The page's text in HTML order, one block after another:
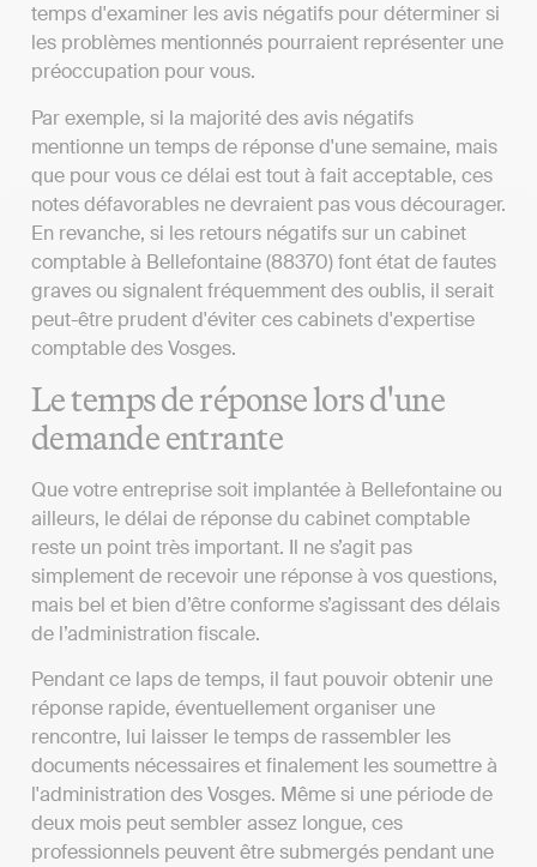
temps d'examiner les avis négatifs pour déterminer si
les problèmes mentionnés pourraient représenter une
préoccupation pour vous.
Par exemple, si la majorité des avis négatifs
mentionne un temps de réponse d'une semaine, mais
que pour vous ce délai est tout à fait acceptable, ces
notes défavorables ne devraient pas vous décourager.
En revanche, si les retours négatifs sur un cabinet
comptable à Bellefontaine (88370) font état de fautes
graves ou signalent fréquemment des oublis, il serait
peut-être prudent d'éviter ces cabinets d'expertise
comptable des Vosges.
Le temps de réponse lors d'une
demande entrante
Que votre entreprise soit implantée à Bellefontaine ou
ailleurs, le délai de réponse du cabinet comptable
reste un point très important. Il ne s’agit pas
simplement de recevoir une réponse à vos questions,
mais bel et bien d’être conforme s’agissant des délais
de l’administration fiscale.
Pendant ce laps de temps, il faut pouvoir obtenir une
réponse rapide, éventuellement organiser une
rencontre, lui laisser le temps de rassembler les
documents nécessaires et finalement les soumettre à
l'administration des Vosges. Même si une période de
deux mois peut sembler assez longue, ces
professionnels peuvent être submergés pendant une